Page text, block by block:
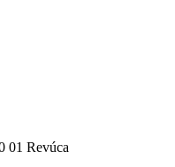
01 Revúca